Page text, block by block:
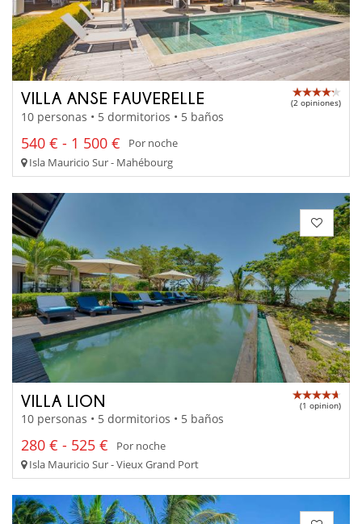
VILLA ANSE FAUVERELLE (2 opiniones)
10 personas • 5 dormitorios • 5 baños
540 € - 1 500 €
Por noche
Isla Mauricio Sur - Mahébourg
VILLA LION (1 opinion)
10 personas • 5 dormitorios • 5 baños
280 € - 525 €
Por noche
Isla Mauricio Sur - Vieux Grand Port